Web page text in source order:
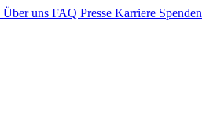
Über uns FAQ Presse Karriere Spenden